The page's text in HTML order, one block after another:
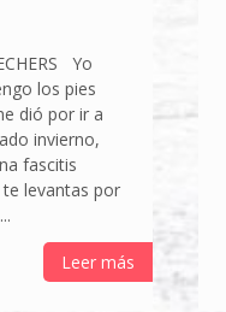
Yo
los pies
dió por ir a
invierno,
fascitis
levantas por
Leer más